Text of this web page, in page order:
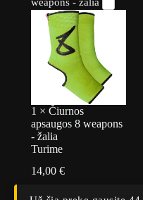
weapons - žalia
1 ×Čiurnos
apsaugos 8 weapons
- žalia
Turime
14,00€